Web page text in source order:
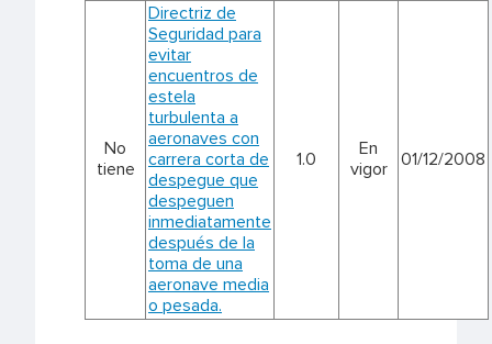
No
tiene
Directriz de
Seguridad para
evitar
encuentros de
estela
turbulenta a
aeronaves con
carrera corta de
despegue que
despeguen
inmediatamente
después de la
toma de una
aeronave media
o pesada.
1.0
En
vigor
01/12/2008